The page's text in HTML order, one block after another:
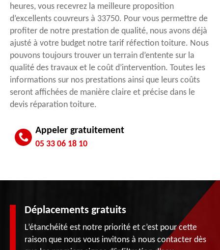
heures, vous recevrez la meilleure proposition
d’excellents couvreurs à 33750. Pour vous permettre de
profiter de notre prestation de qualité, nous avons déjà
ajusté à votre budget notre tarif réfection toiture. Nous
pouvons toujours trouver un terrain d’entente sur la
qualité des travaux et le coût d’intervention. Toutes les
informations sur nos prestations ainsi que leurs coûts
seront affichées de manière claire et précise dans le
devis réparation toiture.
Appeler gratuitement
05 33 06 18 10
Déplacements gratuits
L’étanchéité est notre priorité et c’est pour cette
raison que nous vous invitons à nous contacter dès